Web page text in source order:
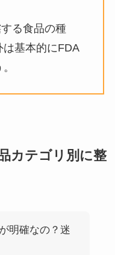
る食品の種
基本的にFDA
カテゴリ別に整
明確なの？迷